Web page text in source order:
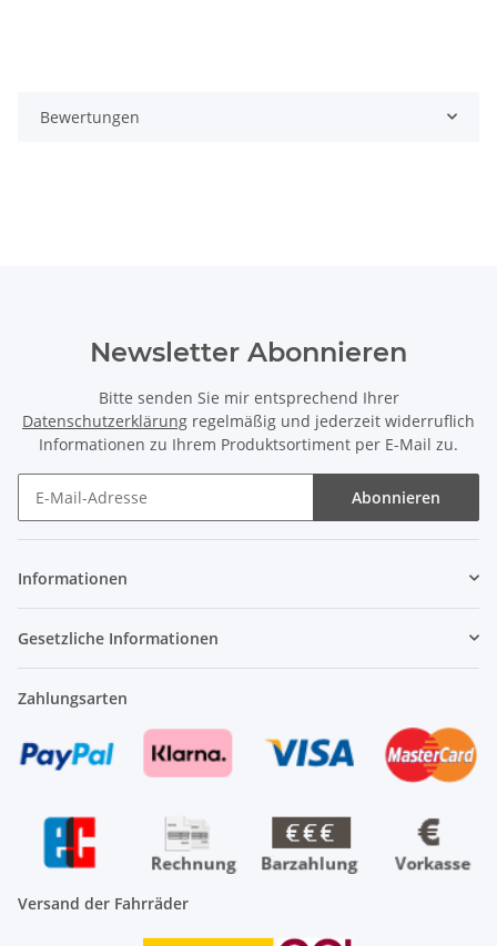
Bewertungen
Newsletter Abonnieren
Bitte senden Sie mir entsprechend Ihrer
Datenschutzerklärung regelmäßig und jederzeit widerruflich
Informationen zu Ihrem Produktsortiment per E-Mail zu.
Abonnieren
Informationen
Gesetzliche Informationen
Zahlungsarten
Versand der Fahrräder